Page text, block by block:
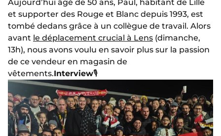
Aujourd’hui âgé de 50 ans, Paul, habitant de Lille
et supporter des Rouge et Blanc depuis 1993, est
tombé dedans grâce à un collègue de travail. Alors
avant le déplacement crucial à Lens (dimanche,
13h), nous avons voulu en savoir plus sur la passion
de ce vendeur en magasin de
vêtements.Interview🎙️